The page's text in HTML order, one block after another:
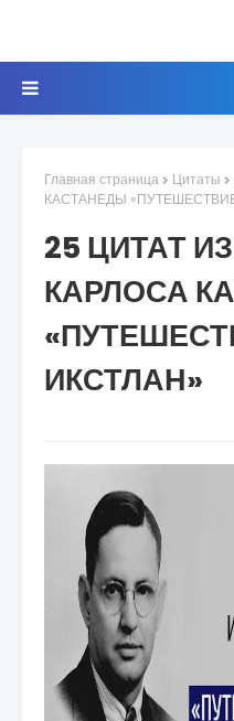
Главная страница Цитаты
КАСТАНЕДЫ
25 ЦИТАТ
КАРЛОСА
ИКСТЛАН»